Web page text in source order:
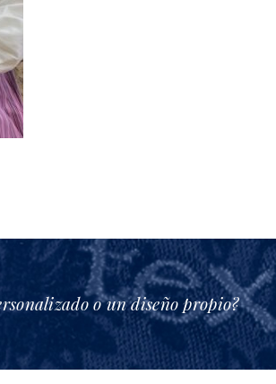
o un diseño propio?